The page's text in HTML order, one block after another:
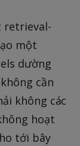
retrieval-
một
dường
cần
không các
hoạt
tới bây